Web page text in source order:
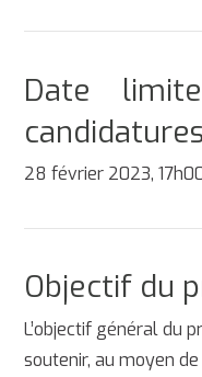
Date
candidatures
28 février 2023,
Objectif du
L’objectif général du
soutenir, au moyen